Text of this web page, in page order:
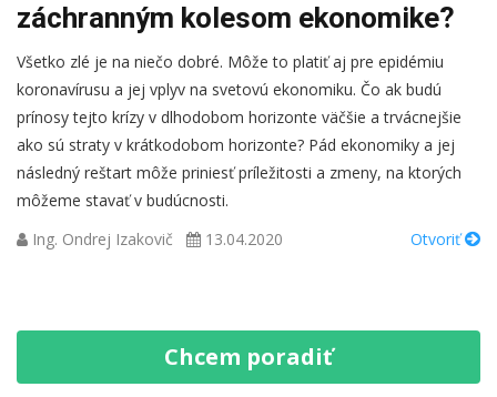
záchranným kolesom ekonomike?
Všetko zlé je na niečo dobré. Môže to platiť aj pre epidémiu
koronavírusu a jej vplyv na svetovú ekonomiku. Čo ak budú
prínosy tejto krízy v dlhodobom horizonte väčšie a trvácnejšie
ako sú straty v krátkodobom horizonte? Pád ekonomiky a jej
následný reštart môže priniesť príležitosti a zmeny, na ktorých
môžeme stavať v budúcnosti.
Ing. Ondrej Izakovič
13.04.2020 Otvoriť
Chcem poradiť